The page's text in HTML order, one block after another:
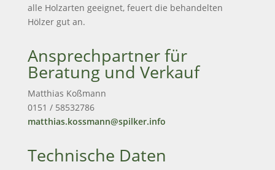
alle Holzarten geeignet, feuert die behandelten
Hölzer gut an.
Ansprechpartner für
Beratung und Verkauf
Matthias Koßmann
0151 / 58532786
matthias.kossmann@spilker.info
Technische Daten